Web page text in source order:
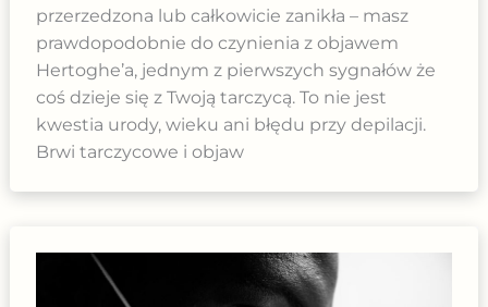
przerzedzona lub całkowicie zanikła – masz
prawdopodobnie do czynienia z objawem
Hertoghe’a, jednym z pierwszych sygnałów że
coś dzieje się z Twoją tarczycą. To nie jest
kwestia urody, wieku ani błędu przy depilacji.
Brwi tarczycowe i objaw